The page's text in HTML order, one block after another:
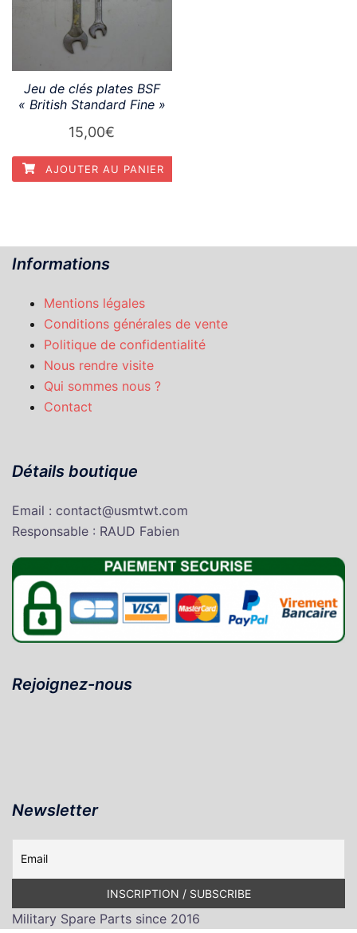
Jeu de clés plates BSF
« British Standard Fine »
15,00€
AJOUTER AU PANIER
Informations
Mentions légales
Conditions générales de vente
Politique de confidentialité
Nous rendre visite
Qui sommes nous ?
Contact
Détails boutique
Email : contact@usmtwt.com
Responsable : RAUD Fabien
Rejoignez-nous
Newsletter
Military Spare Parts since 2016